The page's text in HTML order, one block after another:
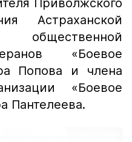
Приволжского
Астраханской
«Боевое
Попова и члена
«Боевое
Пантелеева.